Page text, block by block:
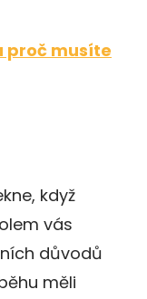
proč musíte
když
vás
důvodů
měli